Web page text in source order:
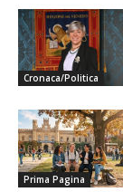
Cronaca/Politica
Prima Pagina